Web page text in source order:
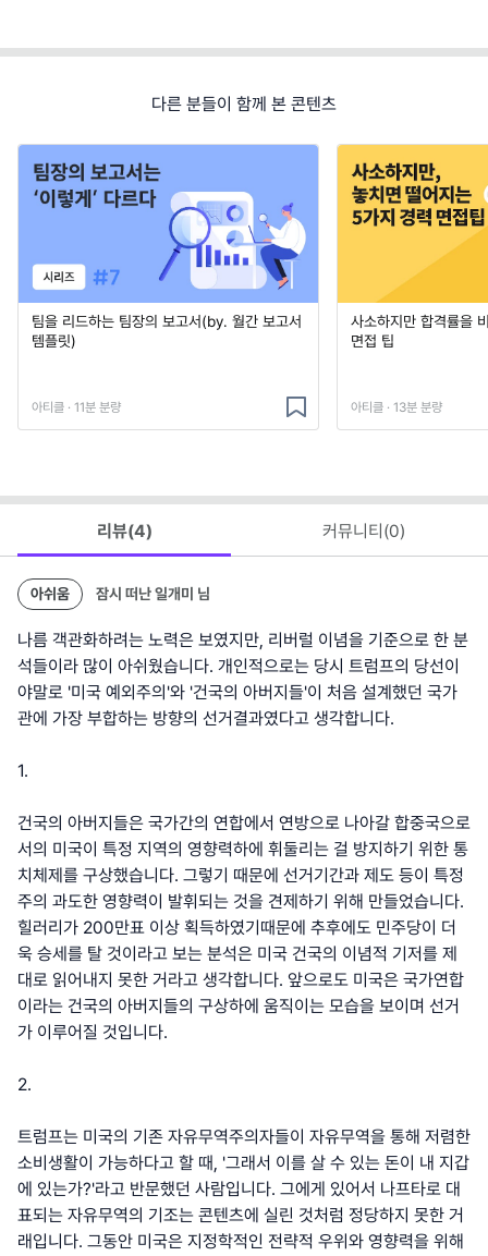
다른 분들이 함께 본 콘텐츠
팀을 리드하는 팀장의 보고서(by. 월간 보고서
템플릿)
아티클 · 11분 분량
사소하지만 합격률을
면접 팁
아티클 · 13분 분량
리뷰(4) 커뮤니티(0)
아쉬움 잠시 떠난 일개미 님
나름 객관화하려는 노력은 보였지만, 리버럴 이념을 기준으로 한 분
석들이라 많이 아쉬웠습니다. 개인적으로는 당시 트럼프의 당선이
야말로 '미국 예외주의'와 '건국의 아버지들'이 처음 설계했던 국가
관에 가장 부합하는 방향의 선거결과였다고 생각합니다.
1.
건국의 아버지들은 국가간의 연합에서 연방으로 나아갈 합중국으로
서의 미국이 특정 지역의 영향력하에 휘둘리는 걸 방지하기 위한 통
치체제를 구상했습니다. 그렇기 때문에 선거기간과 제도 등이 특정
주의 과도한 영향력이 발휘되는 것을 견제하기 위해 만들었습니다.
힐러리가 200만표 이상 획득하였기때문에 추후에도 민주당이 더
욱 승세를 탈 것이라고 보는 분석은 미국 건국의 이념적 기저를 제
대로 읽어내지 못한 거라고 생각합니다. 앞으로도 미국은 국가연합
이라는 건국의 아버지들의 구상하에 움직이는 모습을 보이며 선거
가 이루어질 것입니다.
2.
트럼프는 미국의 기존 자유무역주의자들이 자유무역을 통해 저렴한
소비생활이 가능하다고 할 때, '그래서 이를 살 수 있는 돈이 내 지갑
에 있는가?'라고 반문했던 사람입니다. 그에게 있어서 나프타로 대
표되는 자유무역의 기조는 콘텐츠에 실린 것처럼 정당하지 못한 거
래입니다. 그동안 미국은 지정학적인 전략적 우위와 영향력을 위해